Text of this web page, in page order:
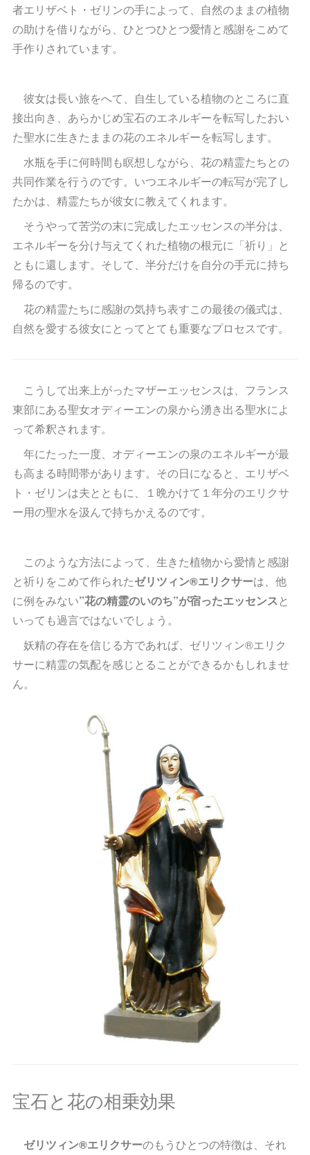
者エリザベト・ゼリンの手によって、自然のままの植物
の助けを借りながら、ひとつひとつ愛情と感謝をこめて
手作りされています。
彼女は長い旅をへて、自生している植物のところに直
接出向き、あらかじめ宝石のエネルギーを転写したおい
た聖水に生きたままの花のエネルギーを転写します。
水瓶を手に何時間も瞑想しながら、花の精霊たちとの
共同作業を行うのです。いつエネルギーの転写が完了し
たかは、精霊たちが彼女に教えてくれます。
そうやって苦労の末に完成したエッセンスの半分は、
エネルギーを分け与えてくれた植物の根元に「祈り」と
ともに還します。そして、半分だけを自分の手元に持ち
帰るのです。
花の精霊たちに感謝の気持ち表すこの最後の儀式は、
自然を愛する彼女にとってとても重要なプロセスです。
こうして出来上がったマザーエッセンスは、フランス
東部にある聖女オディーエンの泉から湧き出る聖水によ
って希釈されます。
年にたった一度、オディーエンの泉のエネルギーが最
も高まる時間帯があります。その日になると、エリザベ
ト・ゼリンは夫とともに、１晩かけて１年分のエリクサ
ー用の聖水を汲んで持ちかえるのです。
このような方法によって、生きた植物から愛情と感謝
と祈りをこめて作られたゼリツィン®エリクサーは、他
に例をみない”花の精霊のいのち”が宿ったエッセンス と
いっても過言ではないでしょう。
妖精の存在を信じる方であれば、ゼリツィン®エリク
サーに精霊の気配を感じとることができるかもしれませ
ん。
宝石と花の相乗効果
ゼリツィン®エリクサーのもうひとつの特徴は、それ